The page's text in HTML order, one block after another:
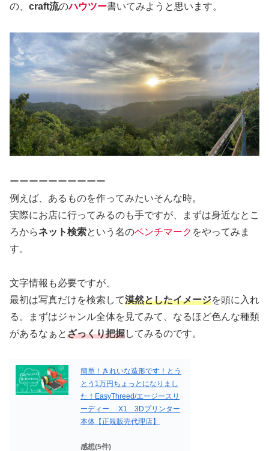
の、 craft流のハウツー書いてみようと思います。
ーーーーーーーーーー
例えば、あるものを作ってみたいそんな時。
実際にお店に行ってみるのも手ですが、まずは身近なとこ
ろからネット検索という名のベンチマーク をやってみま
す。
文字情報も必要ですが、
最初は写真だけを検索して漠然としたイメージを頭に入れ
る。まずはジャンル全体を見てみて、なるほど色んな種類
があるなぁとざっくり把握してみるのです。
簡単！きれいな造形です！とう
とう1万円ちょっとになりまし
た！EasyThreed/エージースリ
ーディー X1 3Dプリンター
本体【正規販売代理店】
感想(5件)